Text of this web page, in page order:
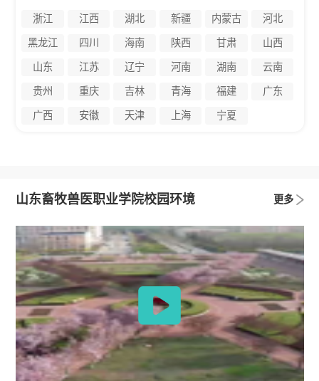
浙江 江西 湖北 新疆 内蒙古 河北
黑龙江 四川 海南 陕西 甘肃 山西
山东 江苏 辽宁 河南 湖南 云南
贵州 重庆 吉林 青海 福建 广东
广西 安徽 天津 上海 宁夏
山东畜牧兽医职业学院校园环境 更多